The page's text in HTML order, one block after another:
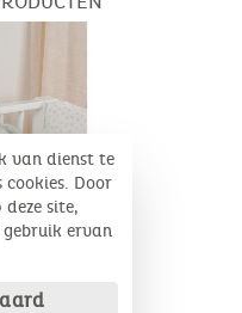
knuffel
van dienst te
cookies. Door
site,
ervan